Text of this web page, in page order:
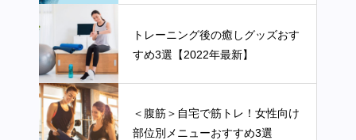
トレーニング後の癒しグッズおす
すめ3選【2022年最新】
＜腹筋＞自宅で筋トレ！女性向け
部位別メニューおすすめ3選